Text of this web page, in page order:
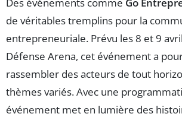
Des événements comme Go
de véritables tremplins pour la
entrepreneuriale. Prévu les 8 et 9
Défense Arena, cet événement a
rassembler des acteurs de tout
thèmes variés. Avec une
événement met en lumière des